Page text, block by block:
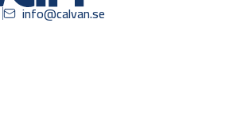
info@calvan.se